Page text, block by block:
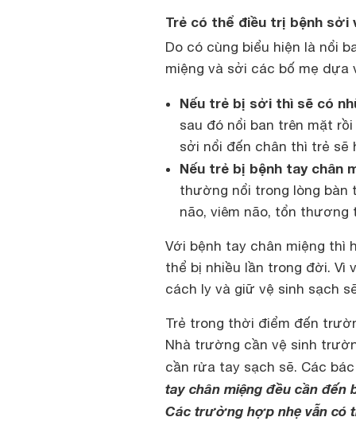
Trẻ có thể điều trị bệnh sởi
Do có cùng biểu hiện là nổi
miệng và sởi các bố mẹ dựa
Nếu trẻ bị sởi thì sẽ có
sau đó nổi ban trên mặt
sởi nổi đến chân thì trẻ sẽ
Nếu trẻ bị bệnh tay chân
thường nổi trong lòng bàn
não, viêm não, tổn thương
Với bệnh tay chân miệng thì
thể bị nhiều lần trong đời. Vì
cách ly và giữ vệ sinh sạch
Trẻ trong thời điểm đến
Nhà trường cần vệ sinh
cần rửa tay sạch sẽ. Các
tay chân miệng đều cần đến
Các trường hợp nhẹ vẫn có